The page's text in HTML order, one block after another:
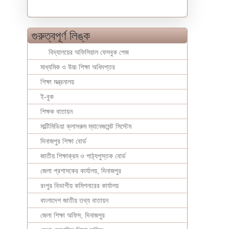
গুরুত্বপূর্ণ লিঙ্ক
বিদ্যালয়ের অফিসিয়াল ফেসবুক পেজ
মাধ্যমিক ও উচ্চ শিক্ষা অধিদপ্তর
শিক্ষা মন্ত্রনালয়
ই-বুক
শিক্ষক বাতায়ন
মাল্টিমিডিয়া ক্লাসরুম ম্যানেজমেন্ট সিস্টেম
দিনাজপুর শিক্ষা বোর্ড
জাতীয় শিক্ষাক্রম ও পাঠ্যপুস্তক বোর্ড
জেলা প্রশাসকের কার্যালয়, দিনাজপুর
রংপুর বিভাগীয় কমিশনারের কার্যালয়
বাংলাদেশ জাতীয় তথ্য বাতায়ন
জেলা শিক্ষা অফিস, দিনাজপুর